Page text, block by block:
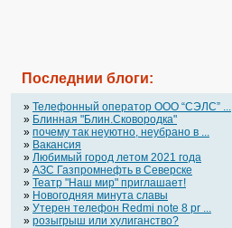
Последнии блоги:
» Телефонный оператор OOO “СЭЛС” ...
» Блинная "Блин.Сковородка"
» почему так неуютно, неубрано в ...
» Вакансия
» Любимый город летом 2021 года
» АЗС Газпромнефть в Северске
» Театр "Наш мир" приглашает!
» Новогодняя минута славы
» Утерен телефон Redmi note 8 pr ...
» розыгрыш или хулиганство?